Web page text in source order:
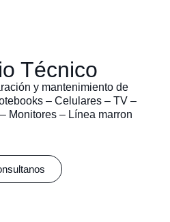
Técnico
y mantenimiento de
– Celulares – TV –
Monitores – Línea marron